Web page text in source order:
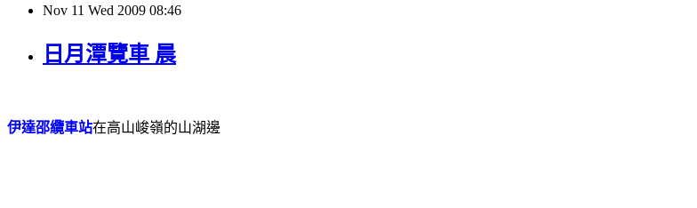
Nov 11 Wed 2009 08:46
日月潭覽車 晨
伊達邵纜車站在高山峻嶺的山湖邊